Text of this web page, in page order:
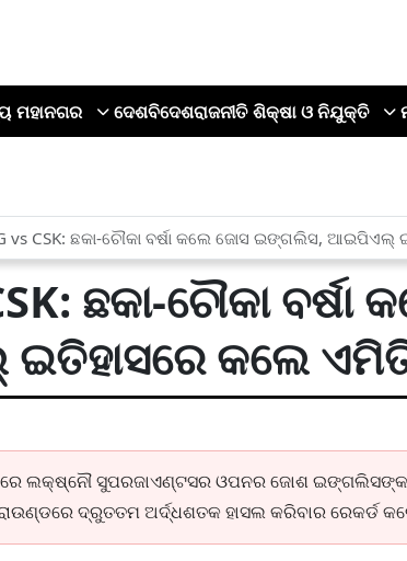
ମହାନଗର ଦେଶବିଦେଶରାଜନୀତି ଶିକ୍ଷା ଓ ନିଯୁକ୍ତି
vs CSK: ଛକା-ଚୌକା ବର୍ଷା କଲେ ଜୋସ ଇଙ୍ଗଲିସ, ଆଇପିଏଲ୍
ଛକା-ଚୌକା
କଲେ ଏମିତି
ଲକ୍ଷ୍ନୌ ସୁପରଜାଏଣ୍ଟସର ଓପନର ଜୋଶ ଇଙ୍ଗଲିସଙ୍କ
ଦ୍ରୁତତମ ଅର୍ଦ୍ଧଶତକ ହାସଲ କରିବାର ରେକର୍ଡ